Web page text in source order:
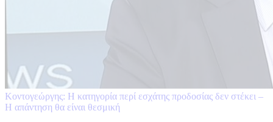
Κοντογεώργης: Η κατηγορία περί εσχάτης προδοσίας δεν στέκει –
Η απάντηση θα είναι θεσμική